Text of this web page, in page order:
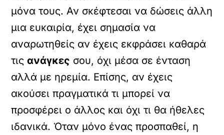
μόνα τους. Αν σκέφτεσαι να δώσεις άλλη
μια ευκαιρία, έχει σημασία να
αναρωτηθείς αν έχεις εκφράσει καθαρά
τιςανάγκες σου, όχι μέσα σε ένταση
αλλά με ηρεμία. Επίσης, αν έχεις
ακούσει πραγματικά τι μπορεί να
προσφέρει ο άλλος και όχι τι θα ήθελες
ιδανικά. Όταν μόνο ένας προσπαθεί, η